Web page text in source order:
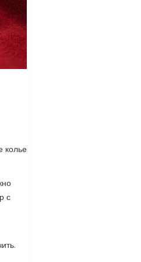
колье
с